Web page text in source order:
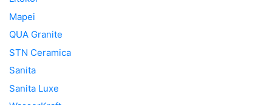
Mapei
QUA Granite
STN Ceramica
Sanita
Sanita Luxe